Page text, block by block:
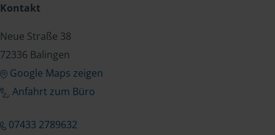
Kontakt
Neue Straße 38
72336 Balingen
Google Maps zeigen
Anfahrt zum Büro
07433 2789632